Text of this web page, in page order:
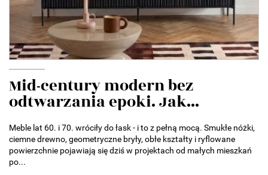
Mid-century modern bez
odtwarzania epoki. Jak...
Meble lat 60. i 70. wróciły do łask - i to z pełną mocą. Smukłe nóżki,
ciemne drewno, geometryczne bryły, obłe kształty i ryflowane
powierzchnie pojawiają się dziś w projektach od małych mieszkań
po...